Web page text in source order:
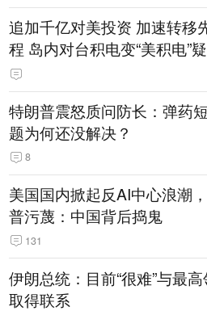
追加千亿对美投资 加速转移
程 岛内对台积电变“美积电”
忧加剧
特朗普震怒质问防长：弹药
题为何还没解决？
8
美国国内掀起反AI中心浪潮
普污蔑：中国背后捣鬼
131
伊朗总统：目前“很难”与最
取得联系